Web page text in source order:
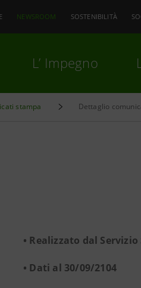
NEWSROOM SOSTENIBILITÀ
L’ Impegno
stampa Dettaglio
• Realizzato dal
• Dati al 30/09/2104